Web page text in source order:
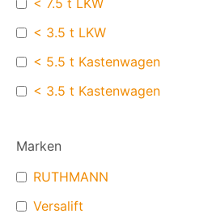
< 7.5 t LKW
< 3.5 t LKW
< 5.5 t Kastenwagen
< 3.5 t Kastenwagen
Marken
RUTHMANN
Versalift